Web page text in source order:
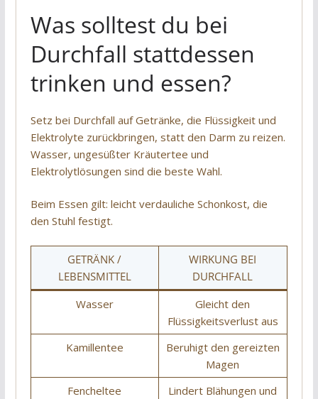
Was solltest du bei
Durchfall stattdessen
trinken und essen?
Setz bei Durchfall auf Getränke, die Flüssigkeit und
Elektrolyte zurückbringen, statt den Darm zu reizen.
Wasser, ungesüßter Kräutertee und
Elektrolytlösungen sind die beste Wahl.
Beim Essen gilt: leicht verdauliche Schonkost, die
den Stuhl festigt.
GETRÄNK /
LEBENSMITTEL
WIRKUNG BEI
DURCHFALL
Wasser
Gleicht den
Flüssigkeitsverlust aus
Kamillentee
Beruhigt den gereizten
Magen
Fencheltee
Lindert Blähungen und